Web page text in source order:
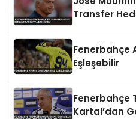
Transfer
Fenerbahçe
Eşleşebilir
Fenerbahçe
Kartal’dan